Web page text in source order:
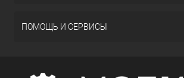
ПОМОЩЬ И СЕРВИСЫ